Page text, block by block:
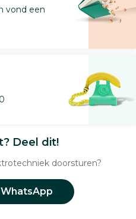
vond een
Deel dit!
doorsturen?